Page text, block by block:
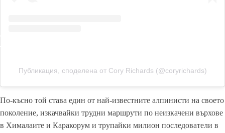
Публикация, споделена от Cory Richards (@coryrichards)
По-късно той става един от най-известните алпинисти на своето
поколение, изкачвайки трудни маршрути по неизкачени върхове
в Хималаите и Каракорум и трупайки милион последователи в